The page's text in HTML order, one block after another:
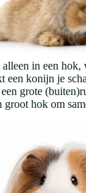
in een hok,
een konijn je
grote
groot hok om